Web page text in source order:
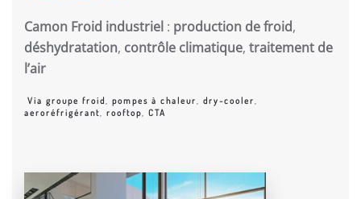
Camon Froid industriel : production de froid,
déshydratation, contrôle climatique, traitement de
l’air
Via groupe froid, pompes à chaleur, dry-cooler,
aeroréfrigérant, rooftop, CTA